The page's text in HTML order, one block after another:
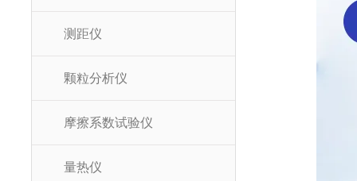
测距仪
颗粒分析仪
摩擦系数试验仪
量热仪